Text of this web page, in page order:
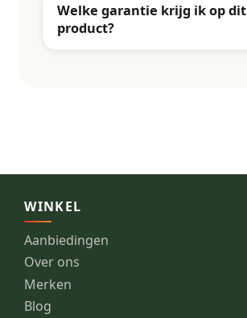
Welke garantie krijg ik op dit
product?
WINKEL
Aanbiedingen
Over ons
Merken
Blog